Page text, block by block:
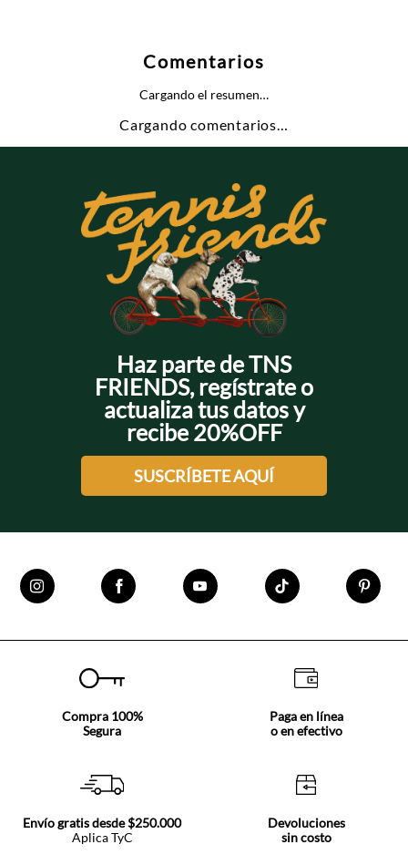
Comentarios
Cargando el resumen…
Cargando comentarios…
Haz parte de TNS
FRIENDS, regístrate o
actualiza tus datos y
recibe 20%OFF
SUSCRÍBETE AQUÍ
Compra 100%
Segura
Paga en línea
o en efectivo
Envío gratis desde $250.000
Aplica TyC
Devoluciones
sin costo